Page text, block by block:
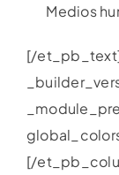
Medios
[/
[/